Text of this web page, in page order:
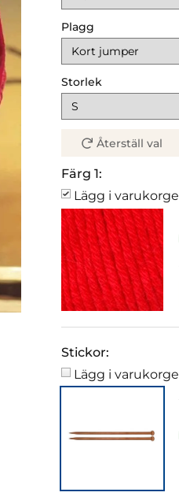
Plagg
Storlek
Återställ val
Färg 1:
Lägg i
Stickor:
Lägg i